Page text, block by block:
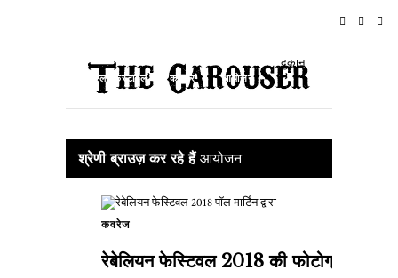
लाइफस्टाइल और कल्चर आयोजन
दुकान
श्रेणी ब्राउज़ कर रहे हैंआयोजन
कवरेज
रेबेलियन फेस्टिवल 2018 की फोटोग्राफी